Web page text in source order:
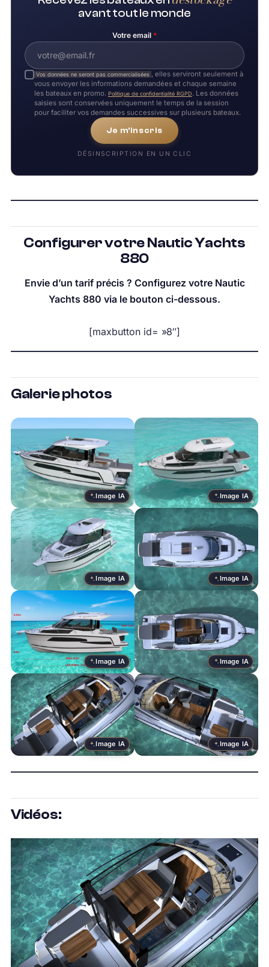
avant tout le monde
Votre email *
Vos données ne seront pas commercialisées , elles serviront seulement à
vous envoyer les informations demandées et chaque semaine
les bateaux en promo. Politique de confidentialité RGPD. Les données
saisies sont conservées uniquement le temps de la session
pour faciliter vos demandes successives sur plusieurs bateaux.
Je m'inscris
DÉSINSCRIPTION EN UN CLIC
Configurer votre Nautic Yachts
880
Envie d’un tarif précis ? Configurez votre Nautic
Yachts 880 via le bouton ci-dessous.
[maxbutton id= »8″]
Galerie photos
Image IA Image IA
Image IA Image IA
Image IA Image IA
Image IA Image IA
Vidéos: